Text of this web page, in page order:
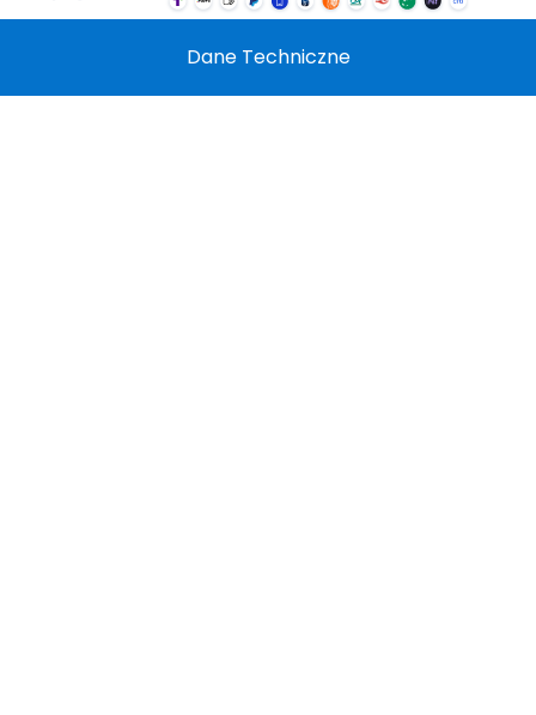
Dane Techniczne